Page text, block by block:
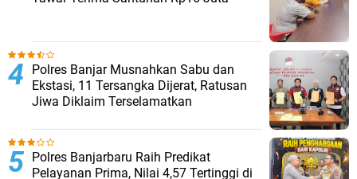
Polres Banjar Musnahkan Sabu dan
Ekstasi, 11 Tersangka Dijerat, Ratusan
Jiwa Diklaim Terselamatkan
Polres Banjarbaru Raih Predikat
Pelayanan Prima, Nilai 4,57 Tertinggi di